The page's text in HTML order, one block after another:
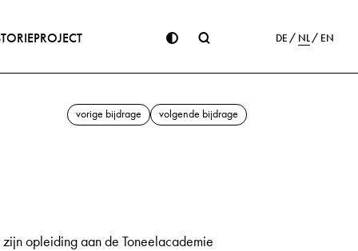
PROJECT DE NL EN
vorige bijdrage volgende bijdrage
opleiding aan de Toneelacademie